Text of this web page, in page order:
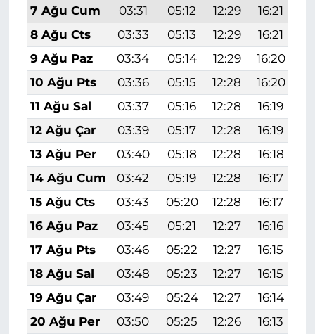
7 Ağu Cum
03:31 05:12 12:29 16:21
8 Ağu Cts
03:33 05:13 12:29 16:21
9 Ağu Paz
03:34 05:14 12:29 16:20
10 Ağu Pts
03:36 05:15 12:28 16:20
11 Ağu Sal
03:37 05:16 12:28 16:19
12 Ağu Çar
03:39 05:17 12:28 16:19
13 Ağu Per
03:40 05:18 12:28 16:18
14 Ağu Cum
03:42 05:19 12:28 16:17
15 Ağu Cts
03:43 05:20 12:28 16:17
16 Ağu Paz
03:45 05:21 12:27 16:16
17 Ağu Pts
03:46 05:22 12:27 16:15
18 Ağu Sal
03:48 05:23 12:27 16:15
19 Ağu Çar
03:49 05:24 12:27 16:14
20 Ağu Per
03:50 05:25 12:26 16:13